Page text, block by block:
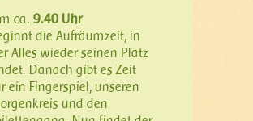
ca. 9.40 Uhr
die Aufräumzeit, in
Alles wieder seinen Platz
Danach gibt es Zeit
ein Fingerspiel, unseren
und den